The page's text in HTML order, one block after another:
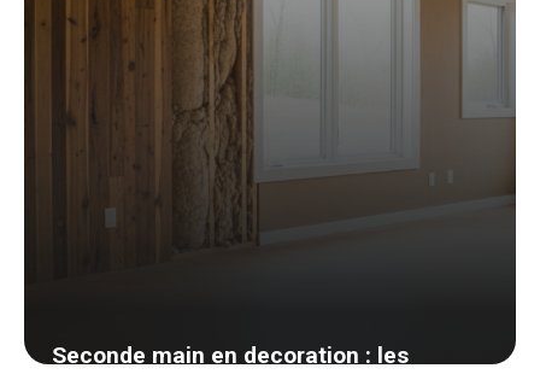
Seconde main en decoration : les